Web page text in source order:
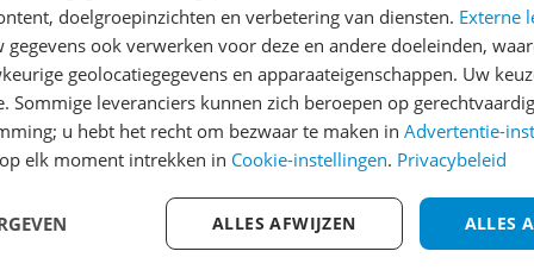
Reviews
Er zijn nog geen
Heb jij dit product in bezit
met het schrijven van je
een review gemiddeld
doelgroepinzichten en verbetering van diensten. Externe
gegevens ook verwerken voor deze en andere doeleinden,
geolocatiegegevens en apparaateigenschappen. Uw
Sommige leveranciers kunnen zich beroepen op
u hebt het recht om bezwaar te maken in Advertentie-
elk moment intrekken in Cookie-instellingen. Privacybeleid
ALLES
ALLES AFWIJZEN